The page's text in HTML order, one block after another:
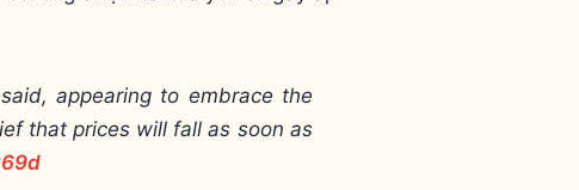
appearing to embrace the
that prices will fall as soon as